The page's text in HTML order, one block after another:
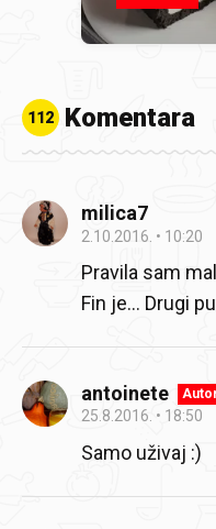
112 Komentara
milica7
2.10.2016. 10:20
Pravila sam
Fin je... Drugi
antoinete
25.8.2016. 18:50
Samo uživaj :)